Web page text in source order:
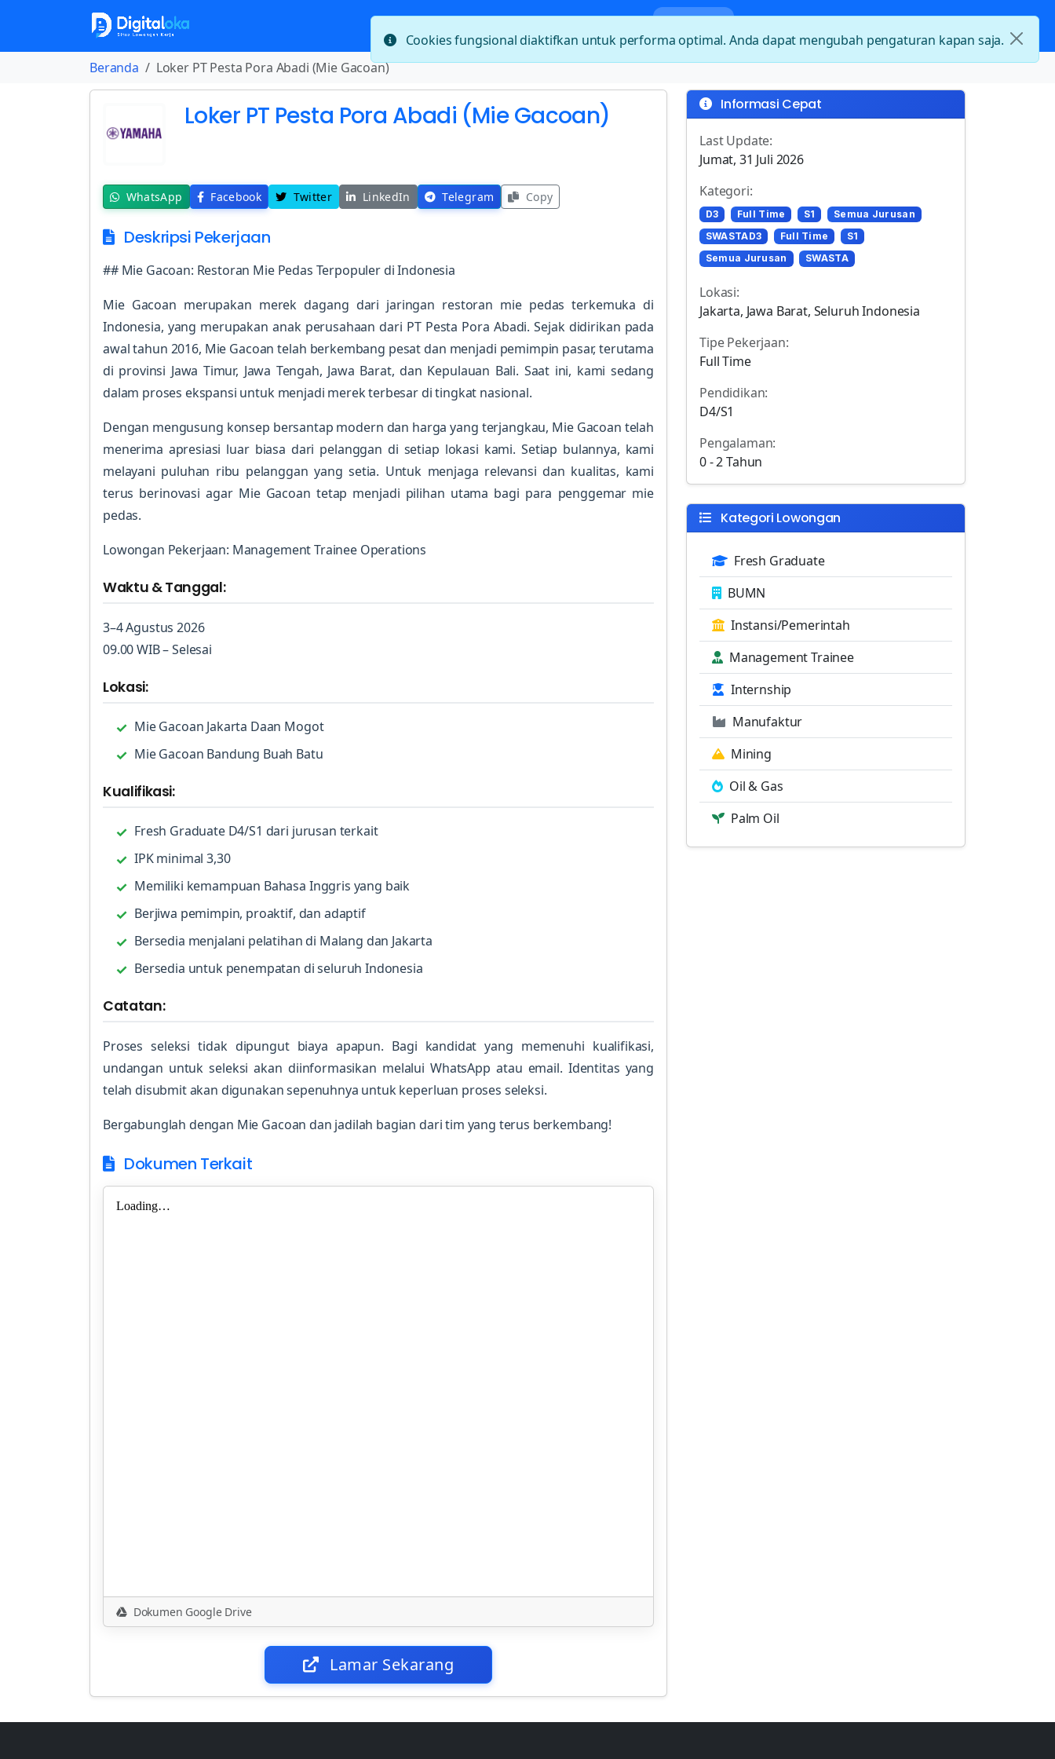
Beranda Loker PT Pesta Pora Abadi (Mie Gacoan)
Loker PT Pesta Pora Abadi (Mie Gacoan)
WhatsApp Facebook Twitter LinkedIn Telegram Copy
Deskripsi Pekerjaan
## Mie Gacoan: Restoran Mie Pedas Terpopuler di Indonesia
Mie Gacoan merupakan merek dagang dari jaringan restoran mie pedas terkemuka di
Indonesia, yang merupakan anak perusahaan dari PT Pesta Pora Abadi. Sejak didirikan pada
awal tahun 2016, Mie Gacoan telah berkembang pesat dan menjadi pemimpin pasar, terutama
di provinsi Jawa Timur, Jawa Tengah, Jawa Barat, dan Kepulauan Bali. Saat ini, kami sedang
dalam proses ekspansi untuk menjadi merek terbesar di tingkat nasional.
Dengan mengusung konsep bersantap modern dan harga yang terjangkau, Mie Gacoan telah
menerima apresiasi luar biasa dari pelanggan di setiap lokasi kami. Setiap bulannya, kami
melayani puluhan ribu pelanggan yang setia. Untuk menjaga relevansi dan kualitas, kami
terus berinovasi agar Mie Gacoan tetap menjadi pilihan utama bagi para penggemar mie
pedas.
Lowongan Pekerjaan: Management Trainee Operations
Waktu & Tanggal:
3–4 Agustus 2026
09.00 WIB – Selesai
Lokasi:
Mie Gacoan Jakarta Daan Mogot
Mie Gacoan Bandung Buah Batu
Kualifikasi:
Fresh Graduate D4/S1 dari jurusan terkait
IPK minimal 3,30
Memiliki kemampuan Bahasa Inggris yang baik
Berjiwa pemimpin, proaktif, dan adaptif
Bersedia menjalani pelatihan di Malang dan Jakarta
Bersedia untuk penempatan di seluruh Indonesia
Catatan:
Proses seleksi tidak dipungut biaya apapun. Bagi kandidat yang memenuhi kualifikasi,
undangan untuk seleksi akan diinformasikan melalui WhatsApp atau email. Identitas yang
telah disubmit akan digunakan sepenuhnya untuk keperluan proses seleksi.
Bergabunglah dengan Mie Gacoan dan jadilah bagian dari tim yang terus berkembang!
Dokumen Terkait
Dokumen Google Drive
Lamar Sekarang
Informasi Cepat
Last Update:
Jumat, 31 Juli 2026
Kategori:
D3 Full Time S1
Semua Jurusan
SWASTAD3
Full Time
S1
Semua Jurusan
SWASTA
Lokasi:
Jakarta, Jawa Barat, Seluruh Indonesia
Tipe Pekerjaan:
Full Time
Pendidikan:
D4/S1
Pengalaman:
0 - 2 Tahun
Kategori Lowongan
Fresh Graduate
BUMN
Instansi/Pemerintah
Management Trainee
Internship
Manufaktur
Mining
Oil & Gas
Palm Oil
Cookies fungsional diaktifkan untuk performa optimal. Anda dapat mengubah pengaturan kapan saja.